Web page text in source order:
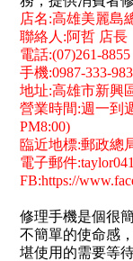
店名:高雄美麗島
聯絡人:阿哲 店長
電話:(07)261-8855
手機:0987-333-983
地址:高雄市新興
營業時間:週一到
PM8:00)
臨近地標:郵政總
電子郵件:
FB:https://
修理手機是個很
不簡單的使命感
堪使用的需要等